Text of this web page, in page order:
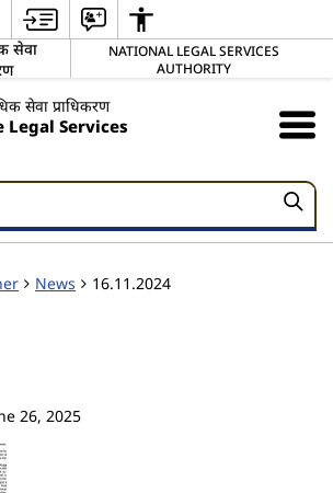
सेवा
NATIONAL LEGAL SERVICES
AUTHORITY
सेवा प्राधिकरण
Legal Services
News 16.11.2024
26, 2025